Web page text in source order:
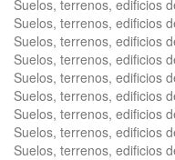
Suelos, terrenos, edificios
Suelos, terrenos, edificios
Suelos, terrenos, edificios
Suelos, terrenos, edificios
Suelos, terrenos, edificios
Suelos, terrenos, edificios
Suelos, terrenos, edificios
Suelos, terrenos, edificios
Suelos, terrenos, edificios